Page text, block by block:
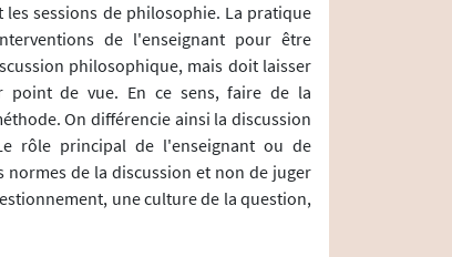
sessions de philosophie. La pratique
de l'enseignant pour être
philosophique, mais doit laisser
point de vue. En ce sens, faire de la
On différencie ainsi la discussion
rôle principal de l'enseignant ou de
normes de la discussion et non de juger
une culture de la question,